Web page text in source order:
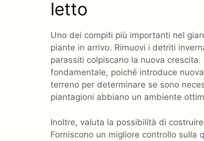
letto
Uno dei compiti più importanti nel
piante in arrivo. Rimuovi i detriti
parassiti colpiscano la nuova
fondamentale, poiché introduce
terreno per determinare se sono
piantagioni abbiano un ambiente
Inoltre, valuta la possibilità di
Forniscono un migliore controllo sulla